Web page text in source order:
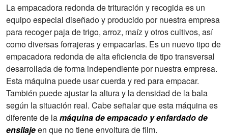
La empacadora redonda de trituración y recogida es un
equipo especial diseñado y producido por nuestra empresa
para recoger paja de trigo, arroz, maíz y otros cultivos, así
como diversas forrajeras y empacarlas. Es un nuevo tipo de
empacadora redonda de alta eficiencia de tipo transversal
desarrollada de forma independiente por nuestra empresa.
Esta máquina puede usar cuerda y red para empacar.
También puede ajustar la altura y la densidad de la bala
según la situación real. Cabe señalar que esta máquina es
diferente de lamáquina de empacado y enfardado de
ensilajeen que no tiene envoltura de film.